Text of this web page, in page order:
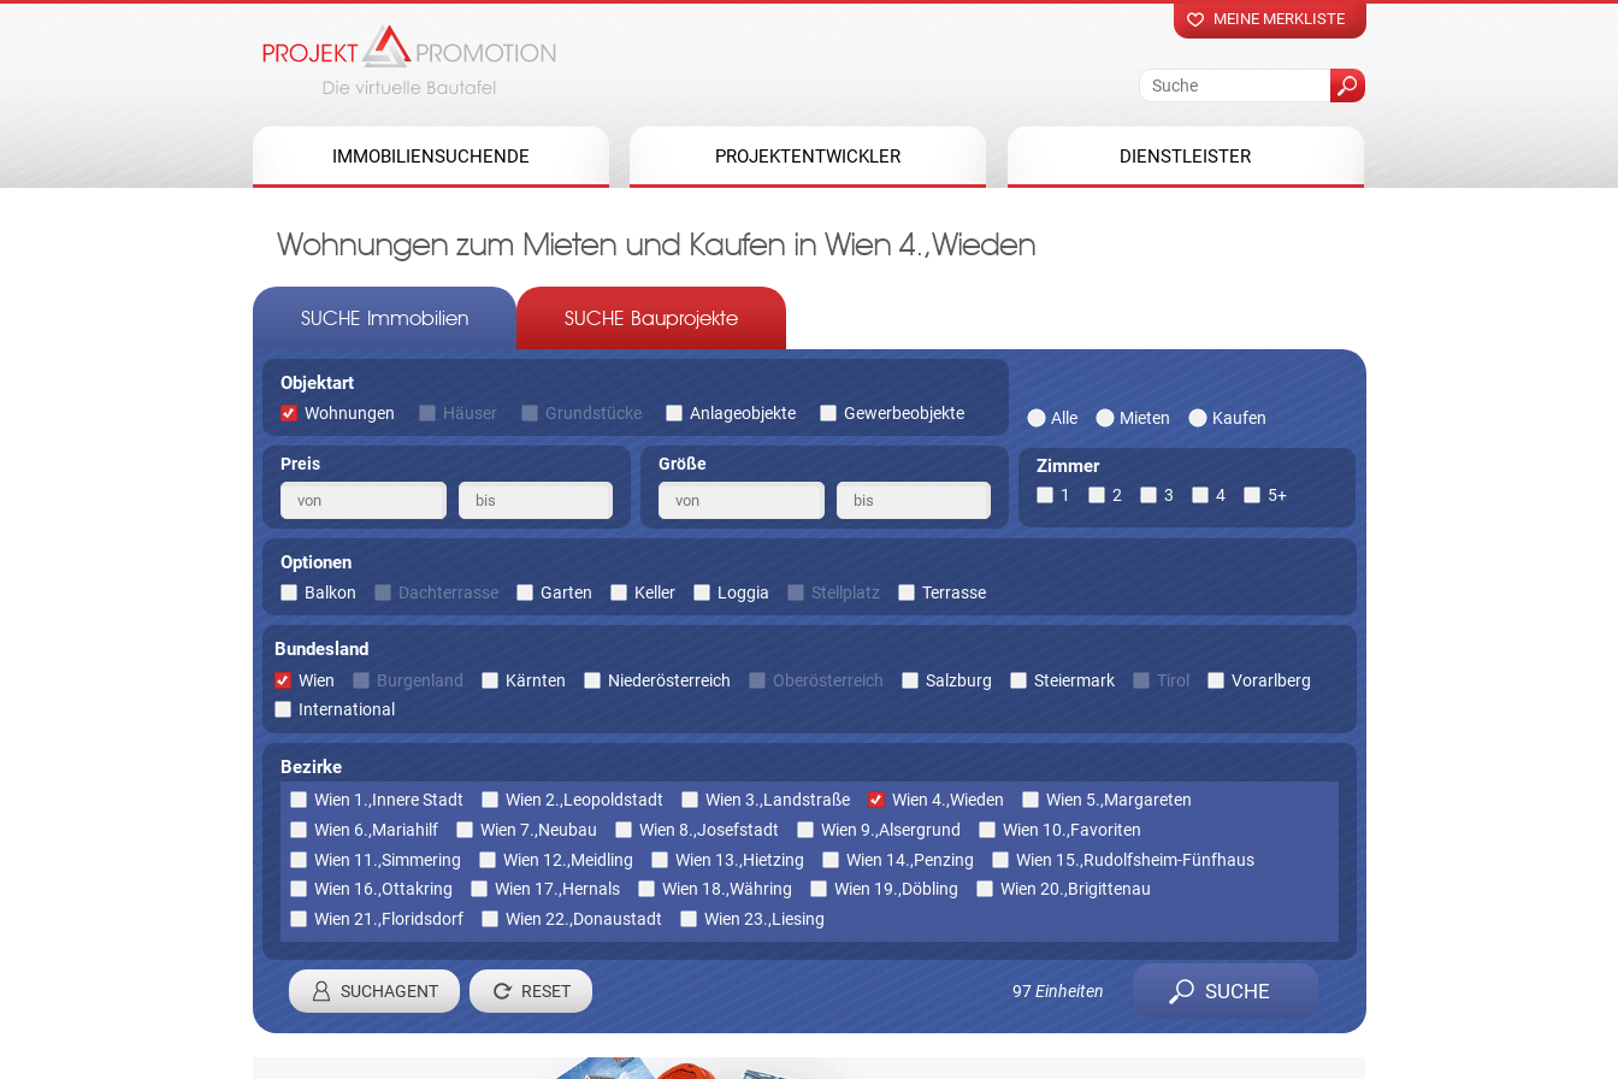
MEINE MERKLISTE
IMMOBILIENSUCHENDE PROJEKTENTWICKLER DIENSTLEISTER
Wohnungen zum Mieten und Kaufen in Wien 4.,Wieden
SUCHE Immobilien SUCHE Bauprojekte
Objektart
Wohnungen Häuser Grundstücke Anlageobjekte Gewerbeobjekte Alle Mieten Kaufen
Preis Größe Zimmer
1 2 3 4 5+
Optionen
Balkon Dachterrasse Garten Keller Loggia Stellplatz Terrasse
Bundesland
Wien Burgenland Kärnten Niederösterreich Oberösterreich Salzburg Steiermark Tirol
Vorarlberg
International
Bezirke
Wien 1.,Innere Stadt Wien 2.,Leopoldstadt Wien 3.,Landstraße Wien 4.,Wieden
Wien 5.,Margareten
Wien 6.,Mariahilf
Wien 7.,Neubau Wien 8.,Josefstadt Wien 9.,Alsergrund
Wien 10.,Favoriten
Wien 11.,Simmering
Wien 12.,Meidling Wien 13.,Hietzing Wien 14.,Penzing
Wien 15.,Rudolfsheim-Fünfhaus
Wien 16.,Ottakring
Wien 17.,Hernals Wien 18.,Währing Wien 19.,Döbling
Wien 20.,Brigittenau
Wien 21.,Floridsdorf
Wien 22.,Donaustadt Wien 23.,Liesing
97Einheiten
SUCHAGENT